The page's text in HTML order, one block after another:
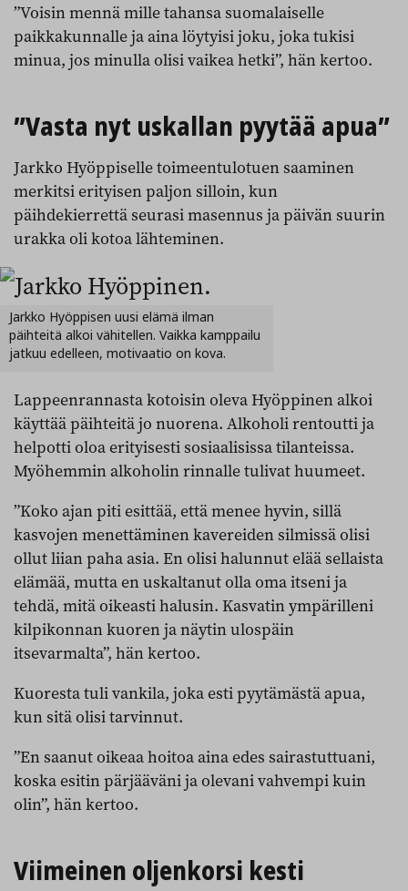
”Voisin mennä mille tahansa suomalaiselle
paikkakunnalle ja aina löytyisi joku, joka tukisi
minua, jos minulla olisi vaikea hetki”, hän kertoo.
”Vasta nyt uskallan pyytää apua”
Jarkko Hyöppiselle toimeentulotuen saaminen
merkitsi erityisen paljon silloin, kun
päihdekierrettä seurasi masennus ja päivän suurin
urakka oli kotoa lähteminen.
Jarkko Hyöppisen uusi elämä ilman
päihteitä alkoi vähitellen. Vaikka kamppailu
jatkuu edelleen, motivaatio on kova.
Lappeenrannasta kotoisin oleva Hyöppinen alkoi
käyttää päihteitä jo nuorena. Alkoholi rentoutti ja
helpotti oloa erityisesti sosiaalisissa tilanteissa.
Myöhemmin alkoholin rinnalle tulivat huumeet.
”Koko ajan piti esittää, että menee hyvin, sillä
kasvojen menettäminen kavereiden silmissä olisi
ollut liian paha asia. En olisi halunnut elää sellaista
elämää, mutta en uskaltanut olla oma itseni ja
tehdä, mitä oikeasti halusin. Kasvatin ympärilleni
kilpikonnan kuoren ja näytin ulospäin
itsevarmalta”, hän kertoo.
Kuoresta tuli vankila, joka esti pyytämästä apua,
kun sitä olisi tarvinnut.
”En saanut oikeaa hoitoa aina edes sairastuttuani,
koska esitin pärjääväni ja olevani vahvempi kuin
olin”, hän kertoo.
Viimeinen oljenkorsi kesti